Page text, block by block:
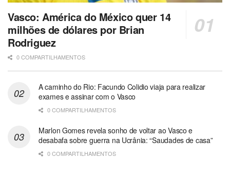
Vasco: América do México quer 14
milhões de dólares por Brian
Rodriguez
0 COMPARTILHAMENTOS
A caminho do Rio: Facundo Colidio viaja para realizar
exames e assinar com o Vasco
0 COMPARTILHAMENTOS
Marlon Gomes revela sonho de voltar ao Vasco e
desabafa sobre guerra na Ucrânia: “Saudades de casa”
0 COMPARTILHAMENTOS